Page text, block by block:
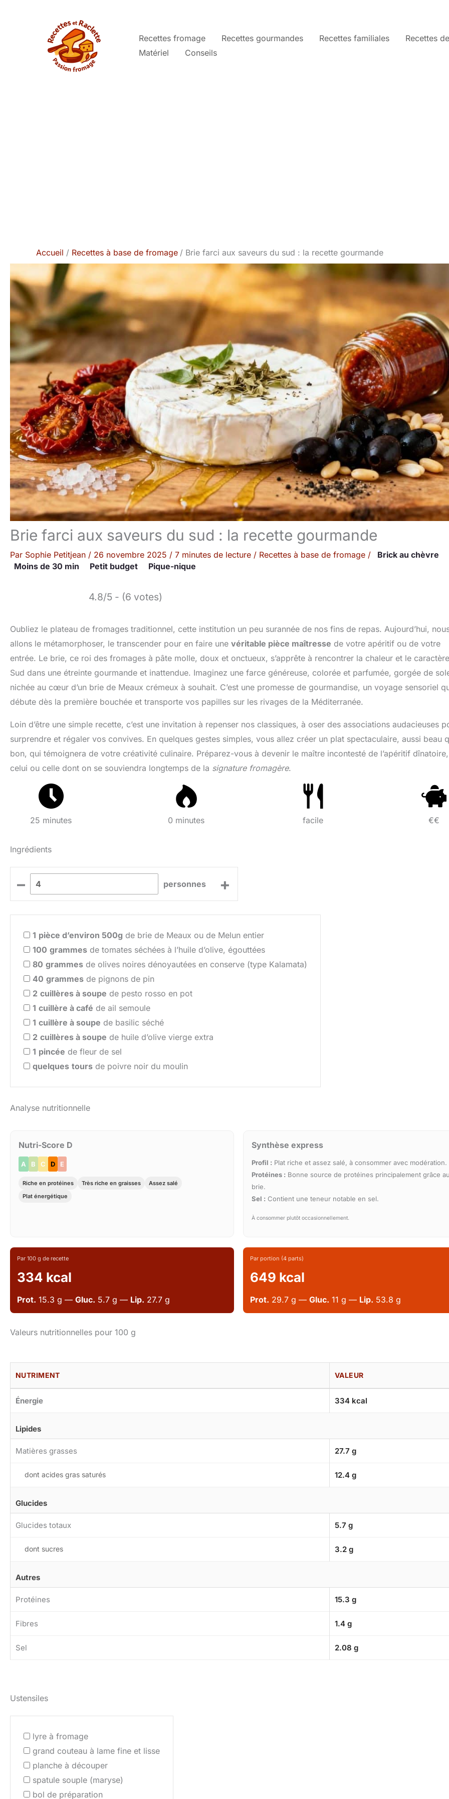
Recettes fromage Recettes gourmandes Recettes familiales
Recettes
Matériel
Conseils
Accueil Recettes à base de fromage Brie farci aux saveurs du sud : la recette gourmande
Brie farci aux saveurs du sud : la recette gourmande
Par Sophie Petitjean / 26 novembre 2025 / 7 minutes de lecture / Recettes à base de fromage /
Brick au chèvre
Moins de 30 min
Petit budget Pique-nique
4.8/5 - (6 votes)
Oubliez le plateau de fromages traditionnel, cette institution un peu surannée de nos fins de repas. Aujourd’hui,
allons le métamorphoser, le transcender pour en faire une véritable pièce maîtresse de votre apéritif ou de votre
entrée. Le brie, ce roi des fromages à pâte molle, doux et onctueux, s’apprête à rencontrer la chaleur et le
Sud dans une étreinte gourmande et inattendue. Imaginez une farce généreuse, colorée et parfumée, gorgée de
nichée au cœur d’un brie de Meaux crémeux à souhait. C’est une promesse de gourmandise, un voyage sensoriel
débute dès la première bouchée et transporte vos papilles sur les rivages de la Méditerranée.
Loin d’être une simple recette, c’est une invitation à repenser nos classiques, à oser des associations audacieuses
surprendre et régaler vos convives. En quelques gestes simples, vous allez créer un plat spectaculaire, aussi beau
bon, qui témoignera de votre créativité culinaire. Préparez-vous à devenir le maître incontesté de l’apéritif dînatoire,
celui ou celle dont on se souviendra longtemps de la signature fromagère.
25 minutes 0 minutes facile €€
Ingrédients
– personnes +
1 pièce d’environ 500g de brie de Meaux ou de Melun entier
100 grammes de tomates séchées à l’huile d’olive, égouttées
80 grammes de olives noires dénoyautées en conserve (type Kalamata)
40 grammes de pignons de pin
2 cuillères à soupe de pesto rosso en pot
1 cuillère à café de ail semoule
1 cuillère à soupe de basilic séché
2 cuillères à soupe de huile d’olive vierge extra
1 pincée de fleur de sel
quelques tours de poivre noir du moulin
Analyse nutritionnelle
Nutri-Score D
A B C D E
Riche en protéines Très riche en graisses
Assez salé
Plat énergétique
Synthèse express
Profil : Plat riche et assez salé, à consommer avec modération.
Protéines : Bonne source de protéines principalement grâce
brie.
Sel : Contient une teneur notable en sel.
À consommer plutôt occasionnellement.
Par 100 g de recette
334 kcal
Prot. 15.3 g — Gluc. 5.7 g — Lip. 27.7 g
Par portion (4 parts)
649 kcal
Prot. 29.7 g —Gluc. 11 g — Lip. 53.8 g
Valeurs nutritionnelles pour 100 g
NUTRIMENT VALEUR
Énergie 334 kcal
Lipides
Matières grasses 27.7 g
dont acides gras saturés 12.4 g
Glucides
Glucides totaux 5.7 g
dont sucres 3.2 g
Autres
Protéines 15.3 g
Fibres 1.4 g
Sel 2.08 g
Ustensiles
lyre à fromage
grand couteau à lame fine et lisse
planche à découper
spatule souple (maryse)
bol de préparation